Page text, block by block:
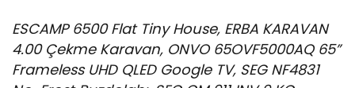
ESCAMP 6500 Flat Tiny House, ERBA KARAVAN
4.00 Çekme Karavan, ONVO 65OVF5000AQ 65”
Frameless UHD QLED Google TV, SEG NF4831